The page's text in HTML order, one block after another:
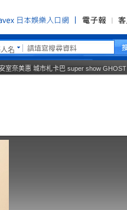
名
室奈美惠 城市札卡巴 super show GHOST